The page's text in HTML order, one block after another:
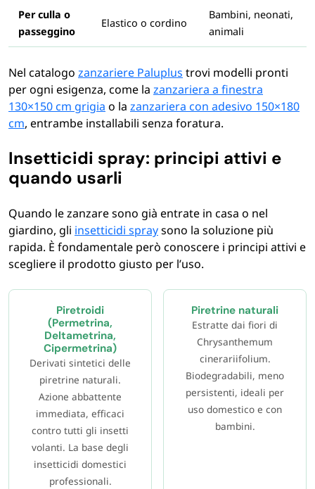
Per culla o
passeggino
Elastico o cordino
Bambini, neonati,
animali
Nel catalogo zanzariere Paluplus trovi modelli pronti
per ogni esigenza, come la zanzariera a finestra
130×150 cm grigia o la zanzariera con adesivo 150×180
cm, entrambe installabili senza foratura.
Insetticidi spray: principi attivi e
quando usarli
Quando le zanzare sono già entrate in casa o nel
giardino, gli insetticidi spraysono la soluzione più
rapida. È fondamentale però conoscere i principi attivi e
scegliere il prodotto giusto per l’uso.
Piretroidi
(Permetrina,
Deltametrina,
Cipermetrina)
Derivati sintetici delle
piretrine naturali.
Azione abbattente
immediata, efficaci
contro tutti gli insetti
volanti. La base degli
insetticidi domestici
professionali.
Piretrine naturali
Estratte dai fiori di
Chrysanthemum
cinerariifolium.
Biodegradabili, meno
persistenti, ideali per
uso domestico e con
bambini.